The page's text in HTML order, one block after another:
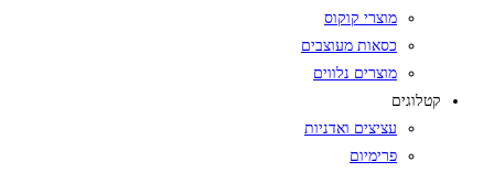
מוצרי קוקוס
כסאות מעוצבים
מוצרים נלווים
קטלוגים
עציצים ואדניות
פרימיום